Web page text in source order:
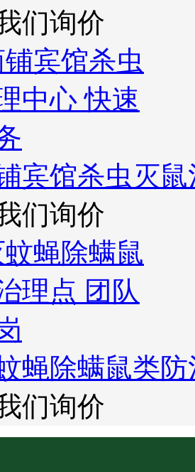
们询价
宾馆杀虫灭
们询价
蝇除螨鼠类
们询价